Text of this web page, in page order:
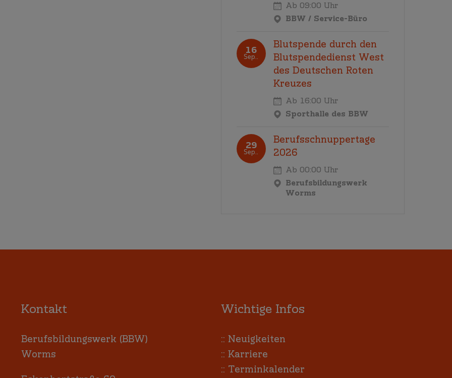
Ab 09:00 Uhr
BBW / Service-Büro
16
Sep..
Blutspende durch den
Blutspendedienst West
des Deutschen Roten
Kreuzes
Ab 16:00 Uhr
Sporthalle des BBW
29
Sep..
Berufsschnuppertage
2026
Ab 00:00 Uhr
Berufsbildungswerk
Worms
Kontakt
Berufsbildungswerk (BBW)
Worms
Wichtige Infos
:: Neuigkeiten
:: Karriere
:: Terminkalender